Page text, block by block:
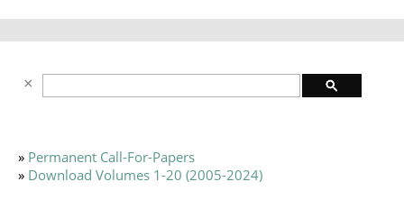
» Permanent Call-For-Papers
» Download Volumes 1-20 (2005-2024)